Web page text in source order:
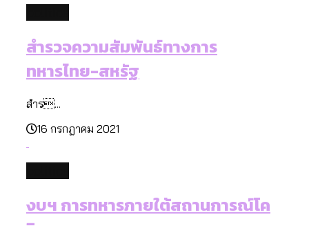
สำรวจความสัมพันธ์ทางการ
ทหารไทย-สหรัฐ
สำร...
16 กรกฎาคม 2021
งบฯ การทหารภายใต้สถานการณ์โค